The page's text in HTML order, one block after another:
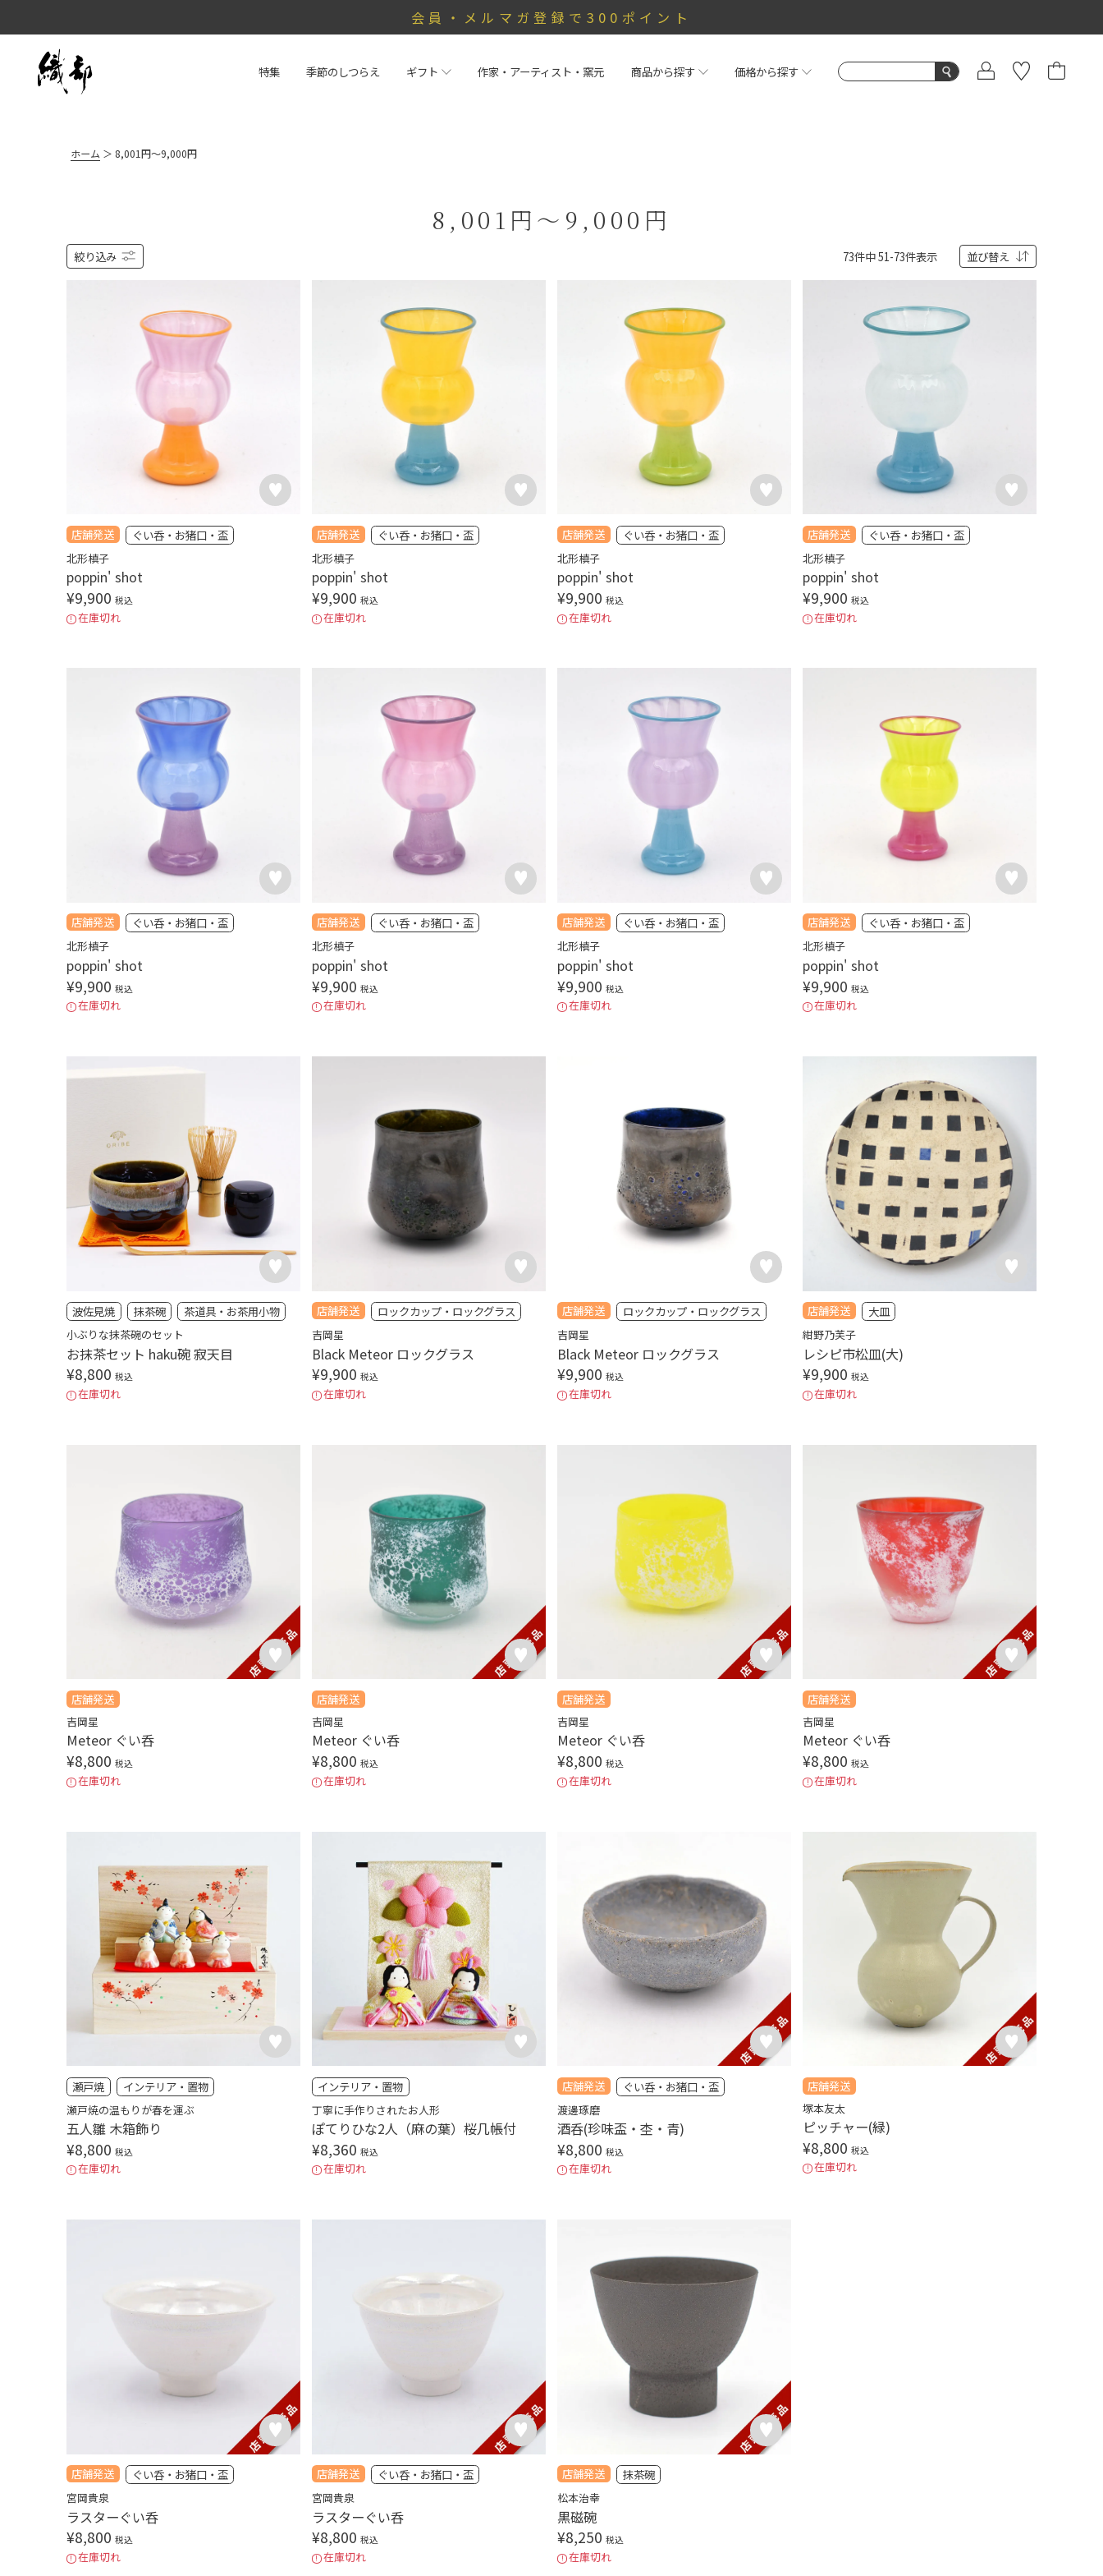
会員・メルマガ登録で300ポイント
特集 季節のしつらえ ギフト 作家・アーティスト・窯元 商品から探す 価格から探す
ホーム 8,001円～9,000円
8,001円～9,000円
絞り込み 並び替え
73件中51-73件表示
店舗発送 ぐい呑・お猪口・盃
北形槙子
poppin' shot
¥9,900 税込
在庫切れ
店舗発送 ぐい呑・お猪口・盃
北形槙子
poppin' shot
¥9,900 税込
在庫切れ
店舗発送 ぐい呑・お猪口・盃
北形槙子
poppin' shot
¥9,900 税込
在庫切れ
店舗発送 ぐい呑・お猪口・盃
北形槙子
poppin' shot
¥9,900 税込
在庫切れ
店舗発送 ぐい呑・お猪口・盃
北形槙子
poppin' shot
¥9,900 税込
在庫切れ
店舗発送 ぐい呑・お猪口・盃
北形槙子
poppin' shot
¥9,900 税込
在庫切れ
店舗発送 ぐい呑・お猪口・盃
北形槙子
poppin' shot
¥9,900 税込
在庫切れ
店舗発送 ぐい呑・お猪口・盃
北形槙子
poppin' shot
¥9,900 税込
在庫切れ
波佐見焼 抹茶碗 茶道具・お茶用小物
小ぶりな抹茶碗のセット
お抹茶セット haku碗 寂天目
¥8,800 税込
在庫切れ
店舗発送 ロックカップ・ロックグラス
吉岡星
Black Meteor ロックグラス
¥9,900 税込
在庫切れ
店舗発送 ロックカップ・ロックグラス
吉岡星
Black Meteor ロックグラス
¥9,900 税込
在庫切れ
店舗発送 大皿
紺野乃芙子
レシピ市松皿(大)
¥9,900 税込
在庫切れ
店舗発送
吉岡星
Meteor ぐい呑
¥8,800 税込
在庫切れ
店舗発送
吉岡星
Meteor ぐい呑
¥8,800 税込
在庫切れ
店舗発送
吉岡星
Meteor ぐい呑
¥8,800 税込
在庫切れ
店舗発送
吉岡星
Meteor ぐい呑
¥8,800 税込
在庫切れ
瀬戸焼 インテリア・置物
瀬戸焼の温もりが春を運ぶ
五人雛 木箱飾り
¥8,800 税込
在庫切れ
インテリア・置物
丁寧に手作りされたお人形
ぽてりひな2人（麻の葉）桜几帳付
¥8,360 税込
在庫切れ
店舗発送 ぐい呑・お猪口・盃
渡邊琢磨
酒呑(珍味盃・杢・青)
¥8,800 税込
在庫切れ
店舗発送
塚本友太
ピッチャー(緑)
¥8,800 税込
在庫切れ
店舗発送 ぐい呑・お猪口・盃
宮岡貴泉
ラスターぐい呑
¥8,800 税込
在庫切れ
店舗発送 ぐい呑・お猪口・盃
宮岡貴泉
ラスターぐい呑
¥8,800 税込
在庫切れ
店舗発送 抹茶碗
松本治幸
黒磁碗
¥8,250 税込
在庫切れ